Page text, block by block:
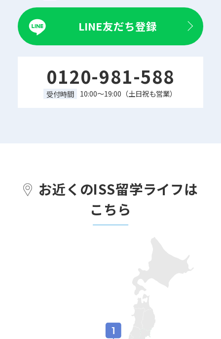
LINE友だち登録
0120-981-588
受付時間 10:00～19:00（土日祝も営業）
お近くのISS留学ライフは
こちら